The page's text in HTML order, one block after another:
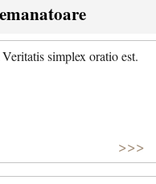
simplex oratio est.
>>>